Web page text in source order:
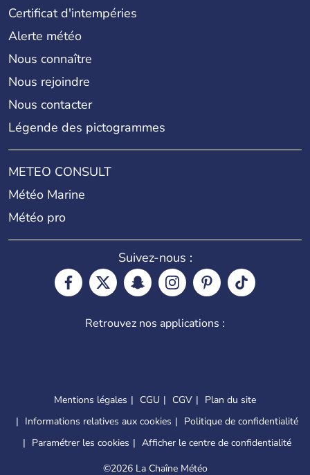
Certificat d'intempéries
Alerte météo
Nous connaître
Nous rejoindre
Nous contacter
Légende des pictogrammes
METEO CONSULT
Météo Marine
Météo pro
Suivez-nous :
Retrouvez nos applications :
Mentions légales CGU CGV
Plan du site
Informations relatives aux cookies
Politique de confidentialité
Paramétrer les cookies
Afficher le centre de confidentialité
©2026 La Chaîne Météo